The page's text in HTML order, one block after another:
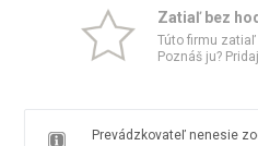
Zatiaľ bez
Túto firmu
Poznáš ju?
Prevádzkovateľ nenesie